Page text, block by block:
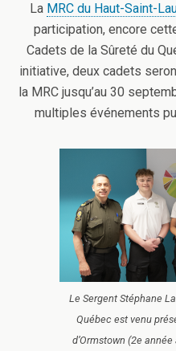
La MRC du Haut-Saint-
participation, encore
Cadets de la Sûreté du
initiative, deux cadets
la MRC jusqu’au 30
multiples événements
Le Sergent Stéphane
Québec est venu
d’Ormstown (2e